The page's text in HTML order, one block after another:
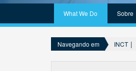
What We Do Sobre
Navegando em INCT